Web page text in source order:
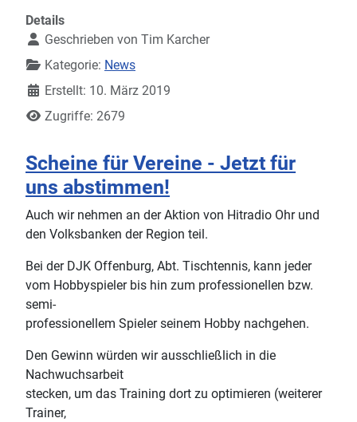
Details
Geschrieben von Tim Karcher
Kategorie: News
Erstellt: 10. März 2019
Zugriffe: 2679
Scheine für Vereine - Jetzt für
uns abstimmen!
Auch wir nehmen an der Aktion von Hitradio Ohr und
den Volksbanken der Region teil.
Bei der DJK Offenburg, Abt. Tischtennis, kann jeder
vom Hobbyspieler bis hin zum professionellen bzw.
semi-
professionellem Spieler seinem Hobby nachgehen.
Den Gewinn würden wir ausschließlich in die
Nachwuchsarbeit
stecken, um das Training dort zu optimieren (weiterer
Trainer,